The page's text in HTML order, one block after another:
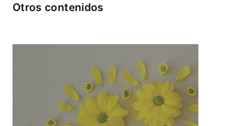
Otros contenidos